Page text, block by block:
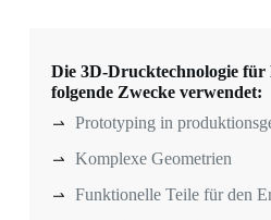
Die 3D-Drucktechnologie
folgende Zwecke verwendet:
Prototyping in
Komplexe Geometrien
Funktionelle Teile für den